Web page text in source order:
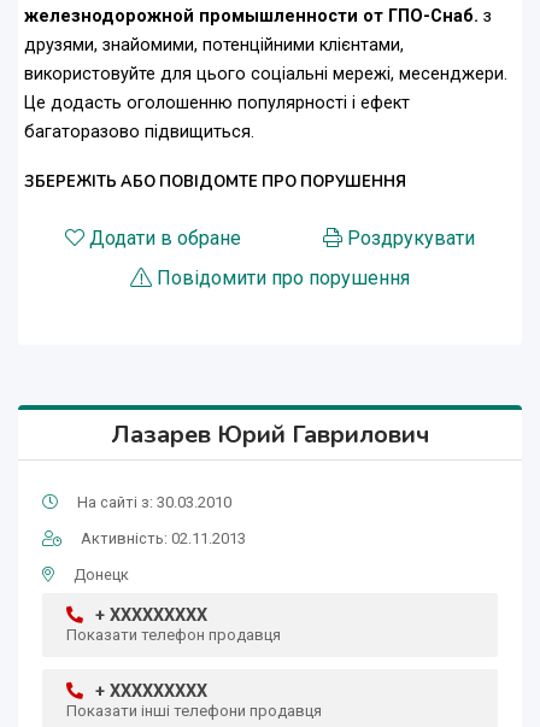
железнодорожной промышленности от ГПО-Снаб. з
друзями, знайомими, потенційними клієнтами,
використовуйте для цього соціальні мережі, месенджери.
Це додасть оголошенню популярності і ефект
багаторазово підвищиться.
ЗБЕРЕЖІТЬ АБО ПОВІДОМТЕ ПРО ПОРУШЕННЯ
Додати в обране
Роздрукувати
Повідомити про порушення
Лазарев Юрий Гаврилович
На сайті з: 30.03.2010
Активність: 02.11.2013
Донецк
+ XXXXXXXXX
Показати телефон продавця
+ XXXXXXXXX
Показати інші телефони продавця